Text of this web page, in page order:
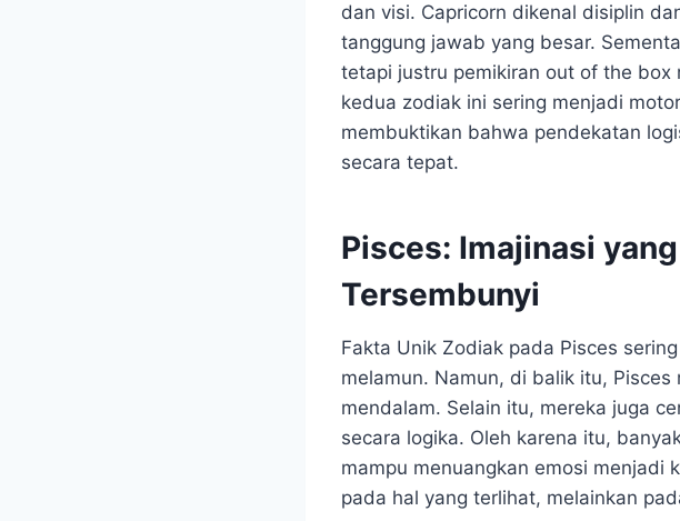
dan visi. Capricorn dikenal disiplin
tanggung jawab yang besar.
tetapi justru pemikiran out of the box
kedua zodiak ini sering menjadi
membuktikan bahwa pendekatan
secara tepat.
Pisces: Imajinasi
Tersembunyi
Fakta Unik Zodiak pada Pisces
melamun. Namun, di balik itu,
mendalam. Selain itu, mereka juga
secara logika. Oleh karena itu,
mampu menuangkan emosi menjadi
pada hal yang terlihat, melainkan